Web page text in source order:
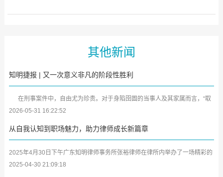
其他新闻
知明捷报 | 又一次意义非凡的阶段性胜利
在刑事案件中，自由尤为珍贵。对于身陷囹圄的当事人及其家属而言，“取
保候审”犹如黑暗中的一缕曙光。近日，广东知明律师事务所又传来喜...
2026-05-31 16:22:52
从自我认知到职场魅力，助力律师成长新篇章
2025年4月30日下午广东知明律师事务所张裕律师在律所内举办了一场精彩的
学习分享会，将其参加深圳市律师协会第二期女律师研修班及中小律所管理合
2025-04-30 21:09:18